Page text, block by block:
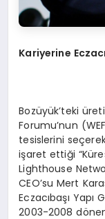
Kariyerine
Bozüyük’teki
Forumu’nun
tesislerini
işaret ettiği
Lighthouse
CEO’su Mert
Eczacıbaşı
2003-2008